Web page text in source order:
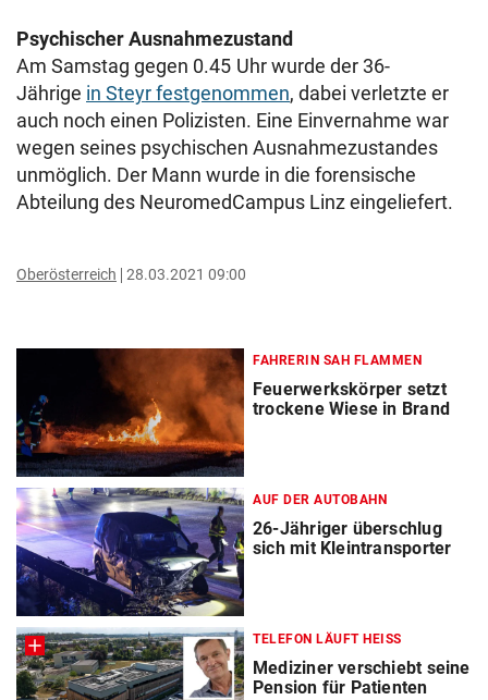
Psychischer Ausnahmezustand
Am Samstag gegen 0.45 Uhr wurde der 36-
Jährige in Steyr festgenommen, dabei verletzte er
auch noch einen Polizisten. Eine Einvernahme war
wegen seines psychischen Ausnahmezustandes
unmöglich. Der Mann wurde in die forensische
Abteilung des NeuromedCampus Linz eingeliefert.
Oberösterreich 28.03.2021 09:00
FAHRERIN SAH FLAMMEN
Feuerwerkskörper setzt
trockene Wiese in Brand
AUF DER AUTOBAHN
26-Jähriger überschlug
sich mit Kleintransporter
TELEFON LÄUFT HEISS
Mediziner verschiebt seine
Pension für Patienten